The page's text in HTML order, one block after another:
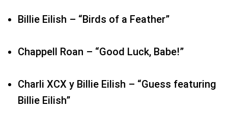
Charli XCX y Billie Eilish – “Guess featuring
Future, Metro Boomin y Kendrick Lamar –